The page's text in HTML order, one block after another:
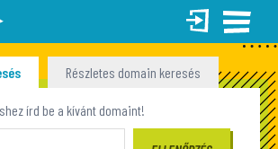
Részletes domain keresés
keresésírd be a kívánt domaint!